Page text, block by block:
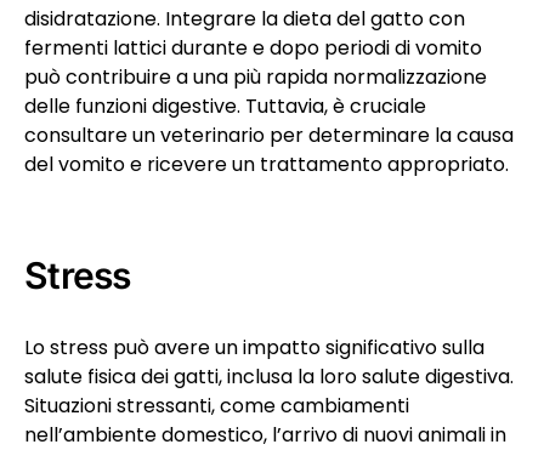
disidratazione. Integrare la dieta del gatto con
fermenti lattici durante e dopo periodi di vomito
può contribuire a una più rapida normalizzazione
delle funzioni digestive. Tuttavia, è cruciale
consultare un veterinario per determinare la causa
del vomito e ricevere un trattamento appropriato.
Stress
Lo stress può avere un impatto significativo sulla
salute fisica dei gatti, inclusa la loro salute digestiva.
Situazioni stressanti, come cambiamenti
nell’ambiente domestico, l’arrivo di nuovi animali in